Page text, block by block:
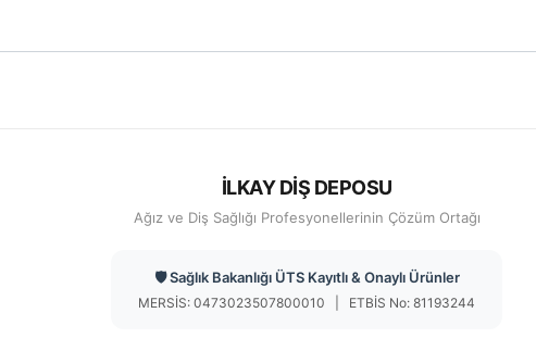
İLKAY DİŞ DEPOSU
Ağız ve Diş Sağlığı Profesyonellerinin Çözüm Ortağı
🛡️ Sağlık Bakanlığı ÜTS Kayıtlı & Onaylı Ürünler
MERSİS: 0473023507800010 | ETBİS No: 81193244